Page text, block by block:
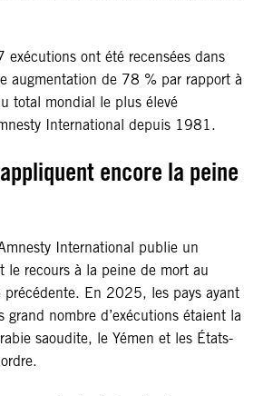
ont été recensées dans
augmentation de 78 % par rapport à
total mondial le plus élevé
International depuis 1981.
encore la peine
International publie un
le recours à la peine de mort au
précédente. En 2025, les pays ayant
grand nombre d’exécutions étaient la
saoudite, le Yémen et les États-